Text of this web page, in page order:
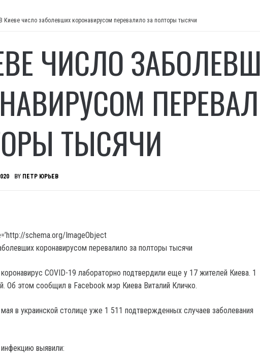
В Киеве число заболевших коронавирусом перевалило за полторы тысячи
ЧИСЛО
ТЫСЯЧИ
BY ПЕТР ЮРЬЕВ
schema.org/ImageObject
COVID-19 лабораторно подтвердили еще у 17 жителей Киева. 1
Об этом сообщил в Facebook мэр Киева Виталий Кличко.
в украинской столице уже 1 511 подтвержденных случаев заболевания
выявили: